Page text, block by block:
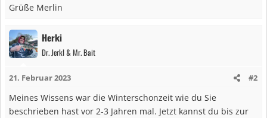
Grüße Merlin
Herki
Dr. Jerkl & Mr. Bait
21. Februar 2023 #2
Meines Wissens war die Winterschonzeit wie du Sie
beschrieben hast vor 2-3 Jahren mal. Jetzt kannst du bis zur